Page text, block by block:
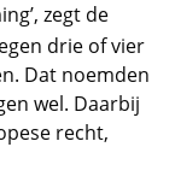
zegt de
drie of vier
Dat noemden
wel. Daarbij
recht,